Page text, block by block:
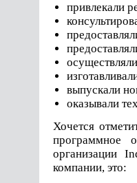
привлекали
выпускали
оказывали
Хочется
программное
организации
компании, это: